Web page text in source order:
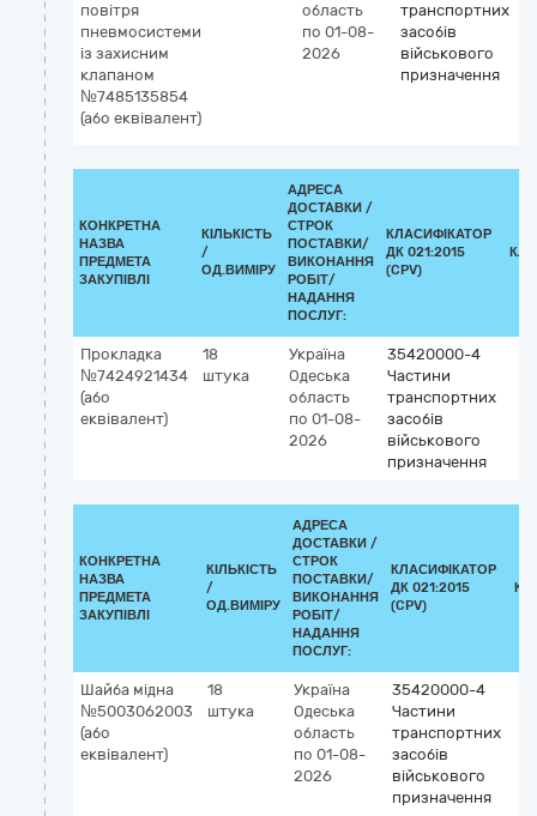
повітря
пневмосистеми
із захисним
клапаном
№7485135854
(або еквівалент)
область
по 01-08-
2026
транспортних
засобів
військового
призначення
КОНКРЕТНА
НАЗВА
ПРЕДМЕТА
ЗАКУПІВЛІ
КІЛЬКІСТЬ
/
ОД.ВИМІРУ
АДРЕСА
ДОСТАВКИ /
СТРОК
ПОСТАВКИ/
ВИКОНАННЯ
РОБІТ/
НАДАННЯ
ПОСЛУГ:
КЛАСИФІКАТОР
ДК 021:2015
(CPV)
Прокладка
№7424921434
(або
еквівалент)
18
штука
Україна
Одеська
область
по 01-08-
2026
35420000-4
Частини
транспортних
засобів
військового
призначення
КОНКРЕТНА
НАЗВА
ПРЕДМЕТА
ЗАКУПІВЛІ
КІЛЬКІСТЬ
/
ОД.ВИМІРУ
АДРЕСА
ДОСТАВКИ /
СТРОК
ПОСТАВКИ/
ВИКОНАННЯ
РОБІТ/
НАДАННЯ
ПОСЛУГ:
КЛАСИФІКАТОР
ДК 021:2015
(CPV)
Шайба мідна
№5003062003
(або
еквівалент)
18
штука
Україна
Одеська
область
по 01-08-
2026
35420000-4
Частини
транспортних
засобів
військового
призначення